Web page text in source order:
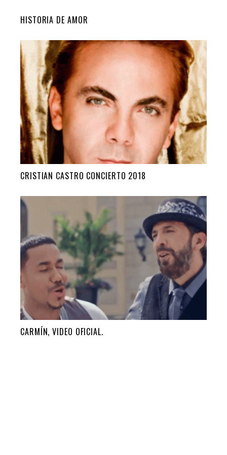
HISTORIA DE AMOR
CRISTIAN CASTRO CONCIERTO 2018
CARMÍN, VIDEO OFICIAL.